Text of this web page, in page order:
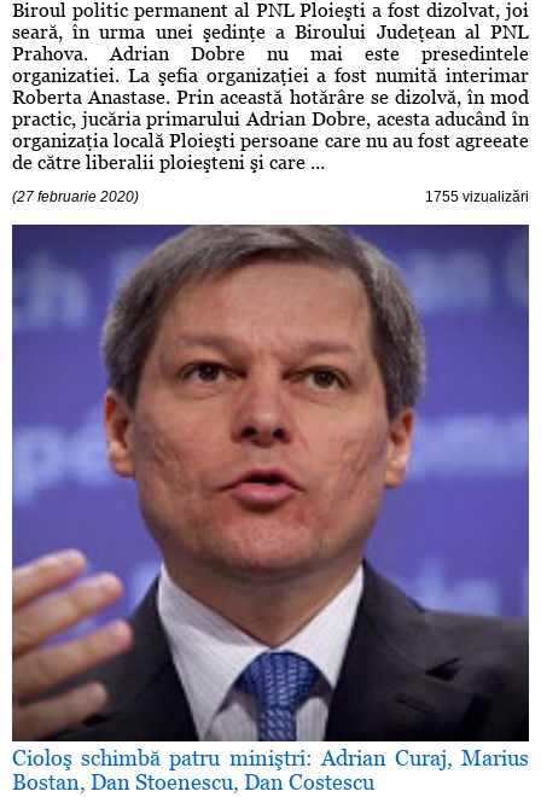
Biroul politic permanent al PNL Ploieşti a fost dizolvat, joi
seară, în urma unei şedinţe a Biroului Judeţean al PNL
Prahova. Adrian Dobre nu mai este presedintele
organizatiei. La şefia organizaţiei a fost numită interimar
Roberta Anastase. Prin această hotărâre se dizolvă, în mod
practic, jucăria primarului Adrian Dobre, acesta aducând în
organizaţia locală Ploieşti persoane care nu au fost agreeate
de către liberalii ploieşteni şi care ...
(27 februarie 2020) 1755 vizualizări
Cioloş schimbă patru miniştri: Adrian Curaj, Marius
Bostan, Dan Stoenescu, Dan Costescu